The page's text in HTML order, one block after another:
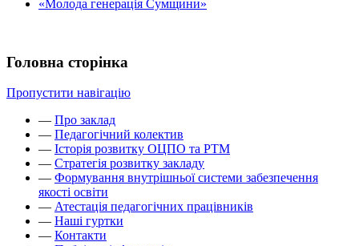
«Молода генерація Сумщини»
Головна сторінка
Пропустити навігацію
— Про заклад
— Педагогічний колектив
— Історія розвитку ОЦПО та РТМ
— Стратегія розвитку закладу
— Формування внутрішньої системи забезпечення
якості освіти
— Атестація педагогічних працівників
— Наші гуртки
— Контакти